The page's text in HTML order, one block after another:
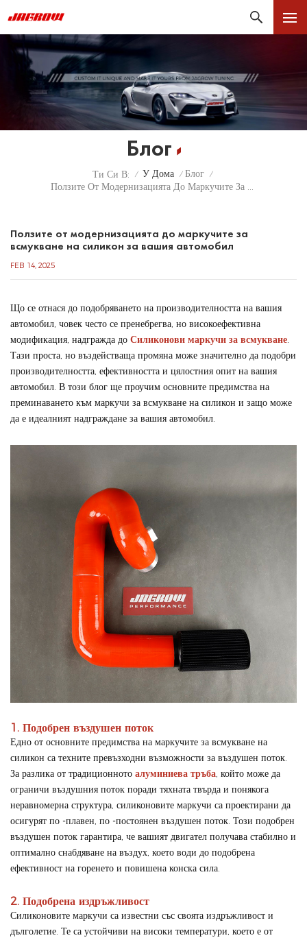
Блог
Ти Си В: / У Дома / Блог /
Ползите от модернизацията до маркучите за
всмукване на силикон за вашия автомобил
FEB 14, 2025
Що се отнася до подобряването на производителността на вашия
автомобил, човек често се пренебрегва, но високоефективна
модификация, надгражда до Силиконови маркучи за всмукване
Тази проста, но въздействаща промяна може значително да подобри
производителността, ефективността и цялостния опит на вашия
автомобил. В този блог ще проучим основните предимства на
преминаването към маркучи за всмукване на силикон и защо може
да е идеалният надграждане за вашия автомобил.
1. Подобрен въздушен поток
Едно от основните предимства на маркучите за всмукване на
силикон са техните превъзходни възможности за въздушен поток.
За разлика от традиционното алуминиева тръба, който може да
ограничи въздушния поток поради тяхната твърда и понякога
неравномерна структура, силиконовите маркучи са проектирани да
осигурят по -плавен, по -постоянен въздушен поток. Този подобрен
въздушен поток гарантира, че вашият двигател получава стабилно и
оптимално снабдяване на въздух, което води до подобрена
ефективност на горенето и повишена конска сила.
2. Подобрена издръжливост
Силиконовите маркучи са известни със своята издръжливост и
дълголетие. Те са устойчиви на високи температури, което е от